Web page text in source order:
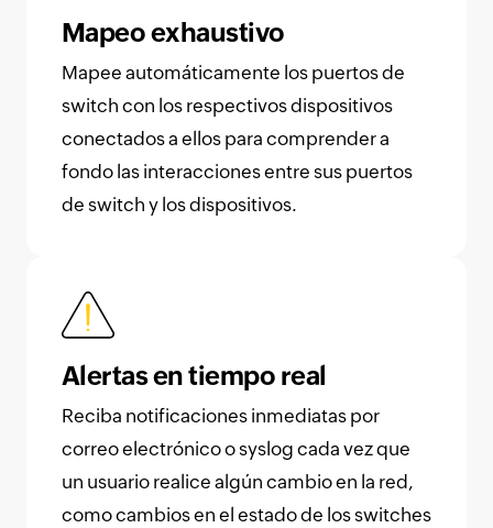
Mapeo exhaustivo
Mapee automáticamente los puertos de
switch con los respectivos dispositivos
conectados a ellos para comprender a
fondo las interacciones entre sus puertos
de switch y los dispositivos.
Alertas en tiempo real
Reciba notificaciones inmediatas por
correo electrónico o syslog cada vez que
un usuario realice algún cambio en la red,
como cambios en el estado de los switches